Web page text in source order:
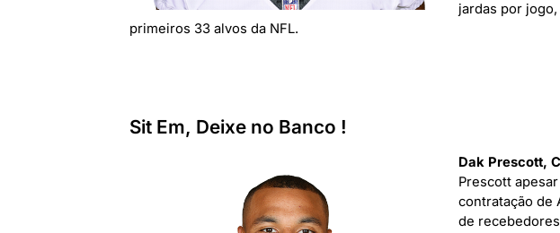
jardas por
primeiros 33 alvos da NFL.
Sit Em, Deixe no Banco !
Dak Prescott,
Prescott
contratação de
de